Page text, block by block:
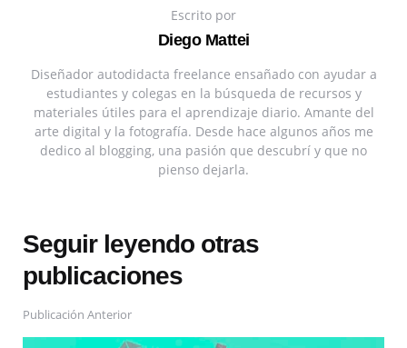
Escrito por
Diego Mattei
Diseñador autodidacta freelance ensañado con ayudar a
estudiantes y colegas en la búsqueda de recursos y
materiales útiles para el aprendizaje diario. Amante del
arte digital y la fotografía. Desde hace algunos años me
dedico al blogging, una pasión que descubrí y que no
pienso dejarla.
Seguir leyendo otras
publicaciones
Publicación Anterior